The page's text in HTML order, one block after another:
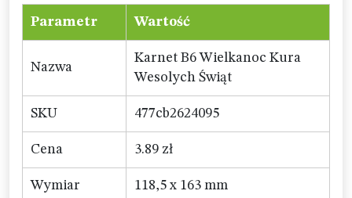
Parametr Wartość
Nazwa
Karnet B6 Wielkanoc Kura
Wesolych Świąt
SKU 477cb2624095
Cena 3.89 zł
Wymiar 118,5 x 163 mm